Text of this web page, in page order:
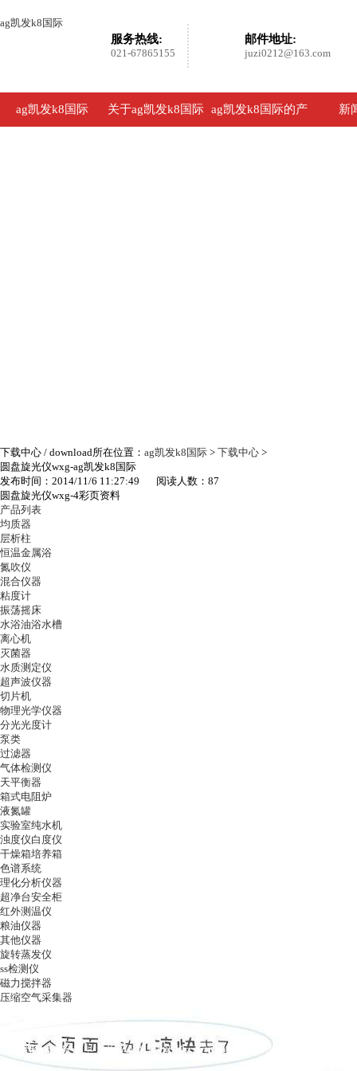
ag凯发k8国际
邮件地址:
juzi0212@163.com
服务热线:
021-67865155
ag凯发k8国际 关于ag凯发k8国际 ag凯发k8国际的产 新
下载中心 / download所在位置： ag凯发k8国际 > 下载中心 >
圆盘旋光仪wxg-ag凯发k8国际
发布时间：2014/11/6 11:27:49 阅读人数：87
圆盘旋光仪wxg-4彩页资料
产品列表
均质器
层析柱
恒温金属浴
氮吹仪
混合仪器
粘度计
振荡摇床
水浴油浴水槽
离心机
灭菌器
水质测定仪
超声波仪器
切片机
物理光学仪器
分光光度计
泵类
过滤器
气体检测仪
天平衡器
箱式电阻炉
液氮罐
实验室纯水机
浊度仪白度仪
干燥箱培养箱
色谱系统
理化分析仪器
超净台安全柜
红外测温仪
粮油仪器
其他仪器
旋转蒸发仪
ss检测仪
磁力搅拌器
压缩空气采集器
ag凯发k8国际 | 关于ag凯发k8国际 | ag凯发k8国际的产品展示